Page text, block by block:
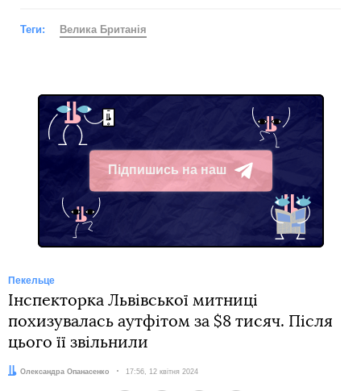
Теги: Велика Британія
Підпишись на наш
Telegram
Пекельце
Інспекторка Львівської митниці
похизувалась аутфітом за $8 тисяч. Після
цього її звільнили
Автор:
Олександра Опанасенко Дата:
17:56, 12 квітня 2024